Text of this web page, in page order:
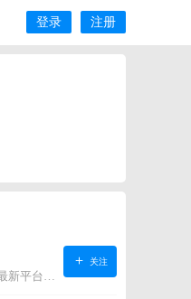
登录 注册
关注我们，获取最新平台动态。
关注